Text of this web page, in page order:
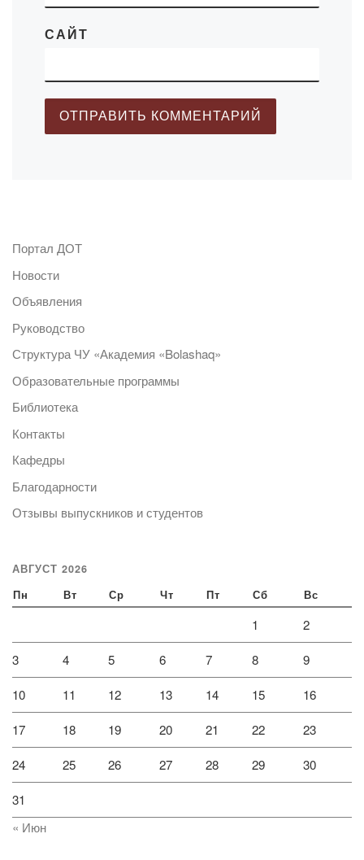
САЙТ
Портал ДОТ
Новости
Объявления
Руководство
Структура ЧУ «Академия «Bolashaq»
Образовательные программы
Библиотека
Контакты
Кафедры
Благодарности
Отзывы выпускников и студентов
АВГУСТ 2026
Пн Вт Ср Чт Пт Сб Вс
1 2
3 4 5 6 7 8 9
10 11 12 13 14 15 16
17 18 19 20 21 22 23
24 25 26 27 28 29 30
31
« Июн